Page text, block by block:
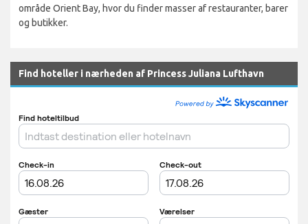
område Orient Bay, hvor du finder masser af restauranter, barer
og butikker.
Find hoteller i nærheden af Princess Juliana Lufthavn